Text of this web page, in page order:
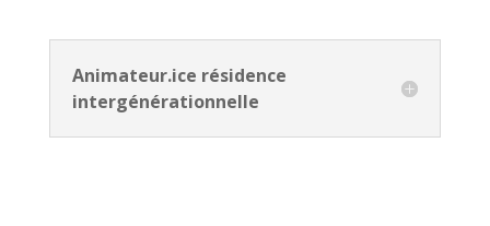
Animateur.ice résidence
intergénérationnelle